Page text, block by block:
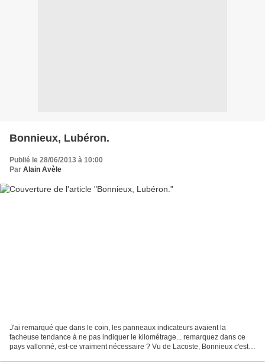
Bonnieux, Lubéron.
Publié le 28/06/2013 à 10:00
Par Alain Avèle
J'ai remarqué que dans le coin, les panneaux indicateurs avaient la
facheuse tendance à ne pas indiquer le kilométrage... remarquez dans ce
pays vallonné, est-ce vraiment nécessaire ? Vu de Lacoste, Bonnieux c'est